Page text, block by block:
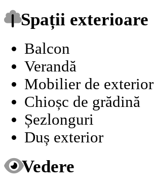
Spații exterioare
Balcon
Verandă
Mobilier de exterior
Chioșc de grădină
Șezlonguri
Duș exterior
Vedere